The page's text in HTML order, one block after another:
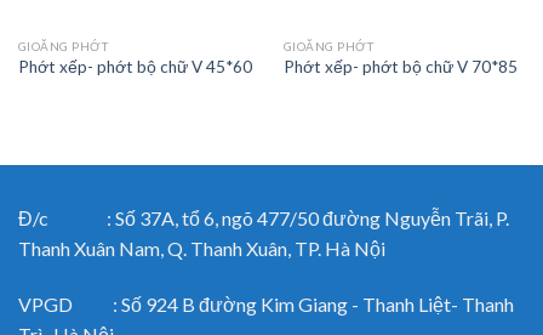
GIOĂNG PHỚT
Phớt xếp- phớt bộ chữ V 45*60
GIOĂNG PHỚT
Phớt xếp- phớt bộ chữ V 70*85
Đ/c : Số 37A, tổ 6, ngõ 477/50 đường Nguyễn Trãi, P.
Thanh Xuân Nam, Q. Thanh Xuân, TP. Hà Nội
VPGD : Số 924 B đường Kim Giang - Thanh Liệt- Thanh